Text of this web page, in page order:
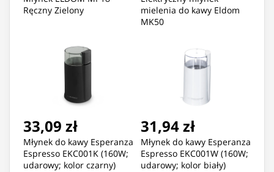
Ręczny Zielony
mielenia do kawy Eldom
MK50
33,09 zł
Młynek do kawy Esperanza
Espresso EKC001K (160W;
udarowy; kolor czarny)
31,94 zł
Młynek do kawy Esperanza
Espresso EKC001W (160W;
udarowy; kolor biały)